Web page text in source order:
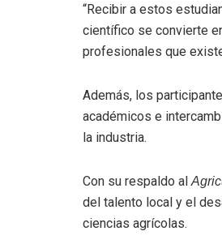
“Recibir a estos
científico se convierte
profesionales que
Además, los
académicos e
la industria.
Con su respaldo al
del talento local y el
ciencias agrícolas.